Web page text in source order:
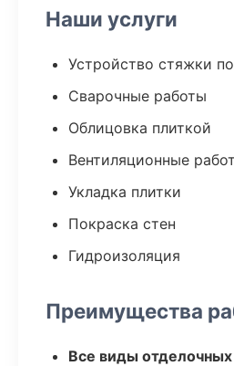
Наши услуги
Устройство стяжки
Сварочные работы
Облицовка плиткой
Вентиляционные
Укладка плитки
Покраска стен
Гидроизоляция
Преимущества
Все виды